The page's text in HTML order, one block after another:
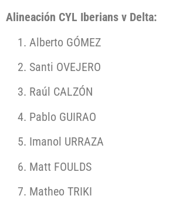
Alineación CYL Iberians v Delta:
Alberto GÓMEZ
Santi OVEJERO
Raúl CALZÓN
Pablo GUIRAO
Imanol URRAZA
Matt FOULDS
Matheo TRIKI